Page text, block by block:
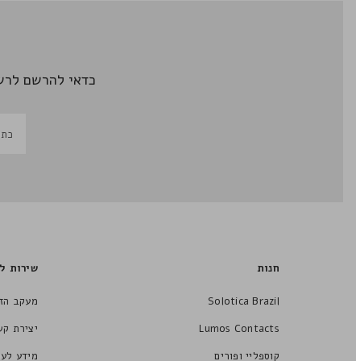
כדאי להרשם
חנות
Solotica Brazil
Lumos Contacts
קוספליי ופורים
שירות
מעקב
יצירת
מידע